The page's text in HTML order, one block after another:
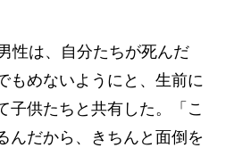
性は、自分たちが死んだ
もめないようにと、生前に
子供たちと共有した。「こ
んだから、きちんと面倒を